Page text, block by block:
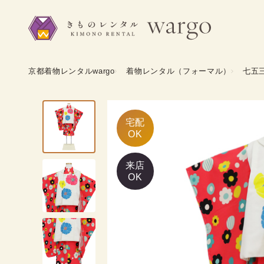
京都着物レンタルwargo 着物レンタル（フォーマル） 七五
宅配
OK
来店
OK